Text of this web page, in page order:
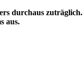
durchaus zuträglich.
aus.